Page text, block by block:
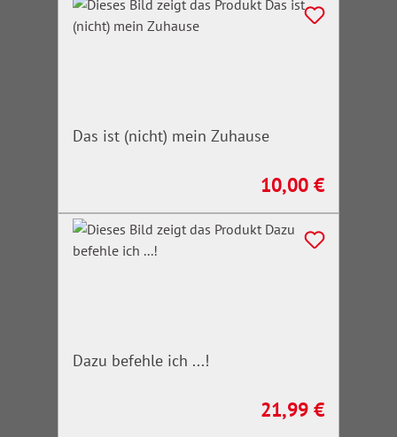
Das ist (nicht) mein Zuhause
Regulärer Preis:
10,00 €
Dazu befehle ich ...!
Regulärer Preis:
21,99 €